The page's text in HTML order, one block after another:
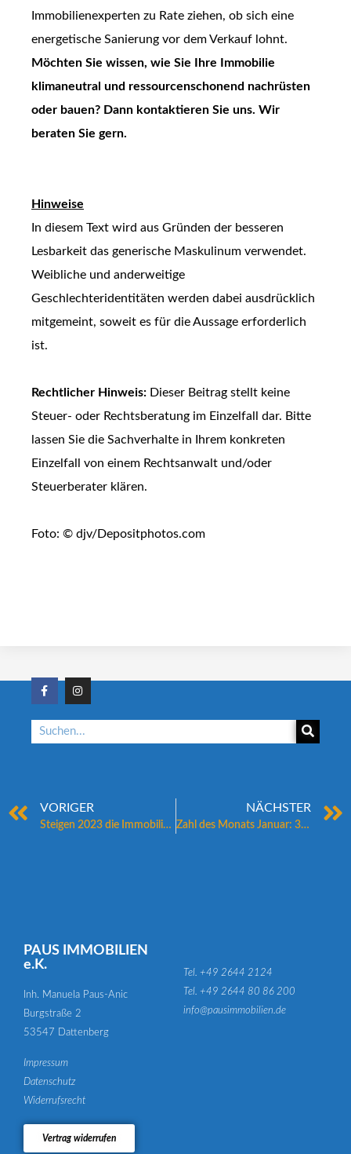
Immobilienexperten zu Rate ziehen, ob sich eine
energetische Sanierung vor dem Verkauf lohnt.
Möchten Sie wissen, wie Sie Ihre Immobilie
klimaneutral und ressourcenschonend nachrüsten
oder bauen? Dann kontaktieren Sie uns. Wir
beraten Sie gern.
Hinweise
In diesem Text wird aus Gründen der besseren
Lesbarkeit das generische Maskulinum verwendet.
Weibliche und anderweitige
Geschlechteridentitäten werden dabei ausdrücklich
mitgemeint, soweit es für die Aussage erforderlich
ist.
Rechtlicher Hinweis: Dieser Beitrag stellt keine
Steuer- oder Rechtsberatung im Einzelfall dar. Bitte
lassen Sie die Sachverhalte in Ihrem konkreten
Einzelfall von einem Rechtsanwalt und/oder
Steuerberater klären.
Foto: © djv/Depositphotos.com
VORIGER
Steigen 2023 die Immobilienpreise wieder?
NÄCHSTER
Zahl des Monats Januar: 35 m²
PAUS IMMOBILIEN
e.K.
Inh. Manuela Paus-Anic
Burgstraße 2
53547 Dattenberg
Tel. +49 2644 2124
Tel. +49 2644 80 86 200
info@pausimmobilien.de
Impressum
Datenschutz
Widerrufsrecht
Vertrag widerrufen